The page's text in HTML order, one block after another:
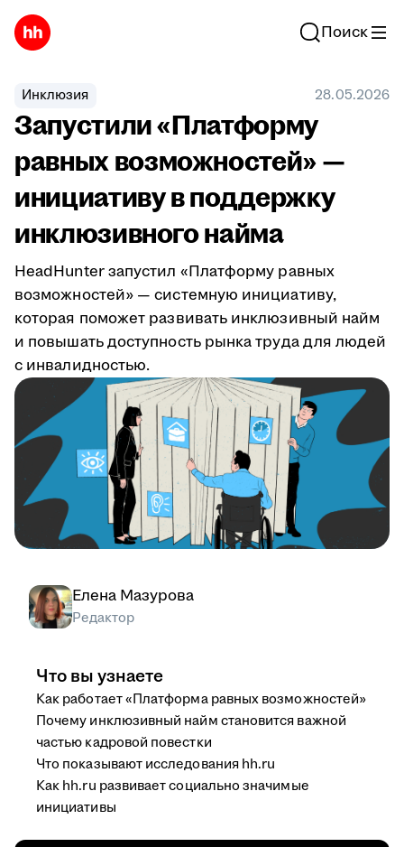
Поиск
Инклюзия 28.05.2026
Запустили «Платформу
равных возможностей» —
инициативу в поддержку
инклюзивного найма
HeadHunter запустил «Платформу равных
возможностей» — системную инициативу,
которая поможет развивать инклюзивный найм
и повышать доступность рынка труда для людей
с инвалидностью.
Елена Мазурова
Редактор
Что вы узнаете
Как работает «Платформа равных возможностей»
Почему инклюзивный найм становится важной
частью кадровой повестки
Что показывают исследования hh.ru
Как hh.ru развивает социально значимые
инициативы